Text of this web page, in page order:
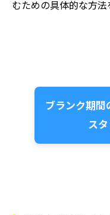
むための具体的な方法
ブランク期間
ス